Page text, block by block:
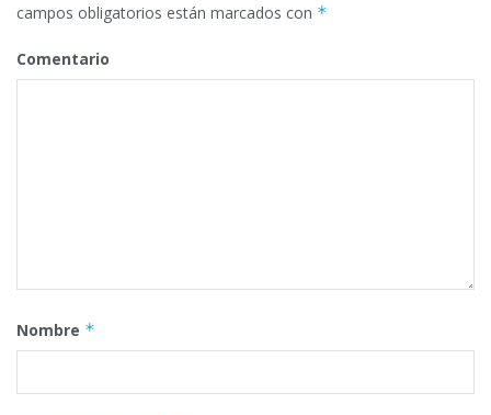
campos obligatorios están marcados con *
Comentario
Nombre *